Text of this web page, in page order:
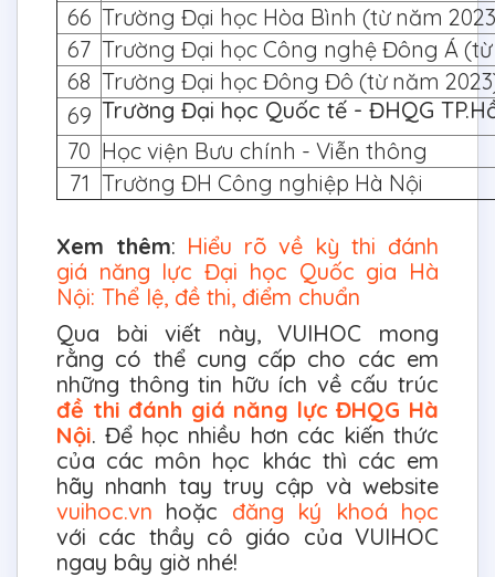
66 Trường Đại học Hòa Bình (từ năm
67 Trường Đại học Công nghệ Đông Á
68 Trường Đại học Đông Đô (từ năm
69 Trường Đại học Quốc tế - ĐHQG
70 Học viện Bưu chính - Viễn thông
71 Trường ĐH Công nghiệp Hà Nội
Xem thêm: Hiểu rõ về kỳ thi đánh
giá năng lực Đại học Quốc gia Hà
Nội: Thể lệ, đề thi, điểm chuẩn
Qua bài viết này, VUIHOC mong
rằng có thể cung cấp cho các em
những thông tin hữu ích về cấu trúc
đề thi đánh giá năng lực ĐHQG Hà
Nội. Để học nhiều hơn các kiến thức
của các môn học khác thì các em
hãy nhanh tay truy cập và website
vuihoc.vn hoặc đăng ký khoá học
với các thầy cô giáo của VUIHOC
ngay bây giờ nhé!